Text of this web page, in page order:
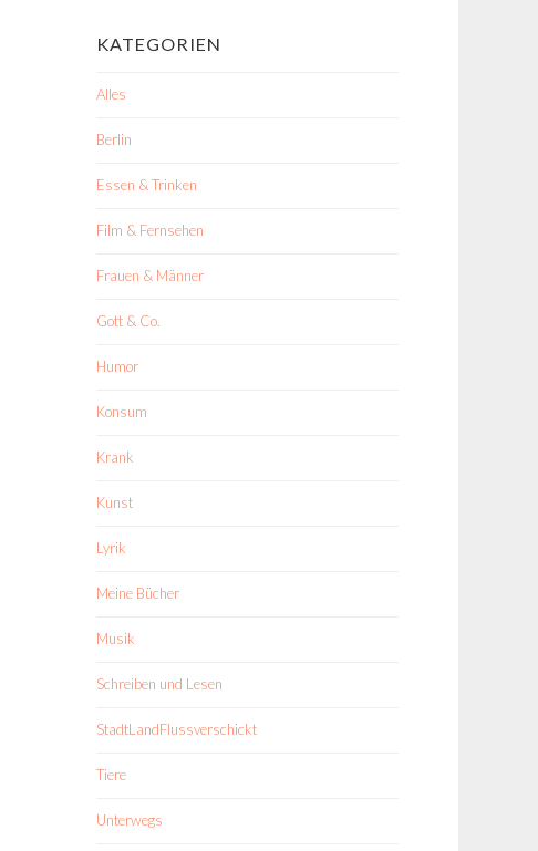
KATEGORIEN
Alles
Berlin
Essen & Trinken
Film & Fernsehen
Frauen & Männer
Gott & Co.
Humor
Konsum
Krank
Kunst
Lyrik
Meine Bücher
Musik
Schreiben und Lesen
StadtLandFlussverschickt
Tiere
Unterwegs